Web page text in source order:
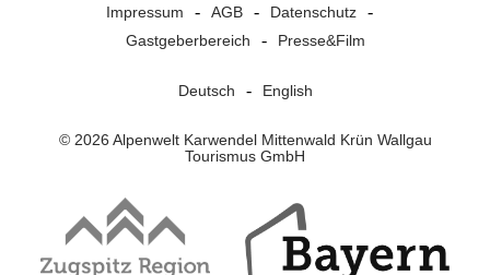
Impressum AGB
Datenschutz
Gastgeberbereich
Presse&Film
Deutsch English
© 2026 Alpenwelt Karwendel Mittenwald Krün Wallgau
Tourismus GmbH